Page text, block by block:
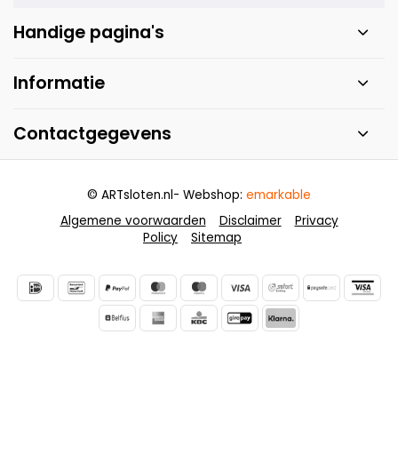
Handige pagina's
Informatie
Contactgegevens
Algemene voorwaarden Disclaimer
Privacy
Policy
Sitemap
© ARTsloten.nl- Webshop: emarkable